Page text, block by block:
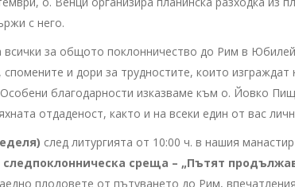
с него.
всички за общото поклонничество до Рим в
и дори за трудностите, които
благодарности изказваме към о. Йовко
отдаденост, както и на всеки един от вас
след литургията от 10:00 ч. в нашия манастир
следпоклонническа среща – „Пътят
плодовете от пътуването до Рим,